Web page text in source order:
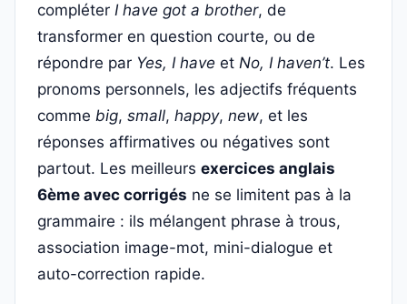
compléter I have got a brother, de
transformer en question courte, ou de
répondre par Yes, I have et No, I haven’t. Les
pronoms personnels, les adjectifs fréquents
comme big, small, happy, new, et les
réponses affirmatives ou négatives sont
partout. Les meilleurs exercices anglais
6ème avec corrigés ne se limitent pas à la
grammaire : ils mélangent phrase à trous,
association image-mot, mini-dialogue et
auto-correction rapide.